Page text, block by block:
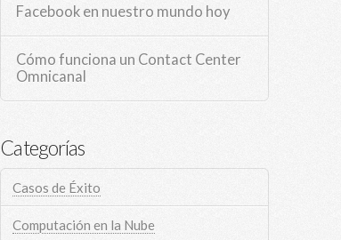
Facebook en nuestro mundo hoy
Cómo funciona un Contact Center
Omnicanal
Categorías
Casos de Éxito
Computación en la Nube